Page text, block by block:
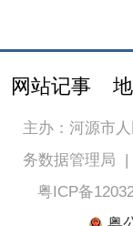
网站记事
主办：河源市
务数据管理局 |
粤ICP备